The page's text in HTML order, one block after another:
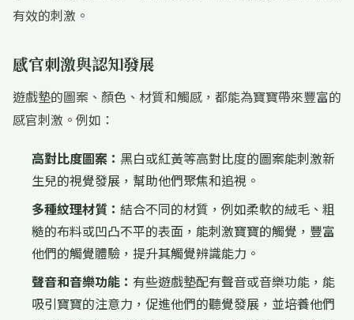
有效的刺激。
感官刺激與認知發展
遊戲墊的圖案、顏色、材質和觸感，都能為寶寶帶來豐富的
感官刺激。例如：
高對比度圖案： 黑白或紅黃等高對比度的圖案能刺激新
生兒的視覺發展，幫助他們聚焦和追視。
多種紋理材質： 結合不同的材質，例如柔軟的絨毛、粗
糙的布料或凹凸不平的表面，能刺激寶寶的觸覺，豐富
他們的觸覺體驗，提升其觸覺辨識能力。
聲音和音樂功能： 有些遊戲墊配有聲音或音樂功能，能
吸引寶寶的注意力，促進他們的聽覺發展，並培養他們